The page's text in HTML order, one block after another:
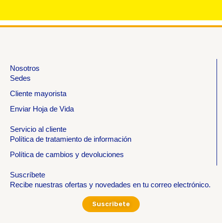
Nosotros
Sedes
Cliente mayorista
Enviar Hoja de Vida
Servicio al cliente
Política de tratamiento de información
Política de cambios y devoluciones
Suscríbete
Recibe nuestras ofertas y novedades en tu correo electrónico.
Suscribete